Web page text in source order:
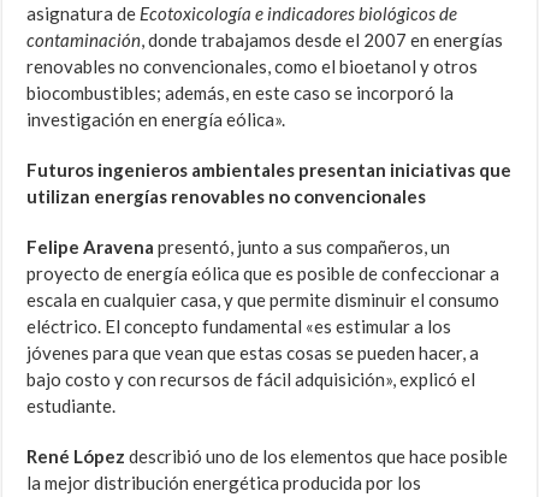
asignatura de Ecotoxicología e indicadores biológicos de
contaminación, donde trabajamos desde el 2007 en energías
renovables no convencionales, como el bioetanol y otros
biocombustibles; además, en este caso se incorporó la
investigación en energía eólica».
Futuros ingenieros ambientales presentan iniciativas que
utilizan energías renovables no convencionales
Felipe Aravenapresentó, junto a sus compañeros, un
proyecto de energía eólica que es posible de confeccionar a
escala en cualquier casa, y que permite disminuir el consumo
eléctrico. El concepto fundamental «es estimular a los
jóvenes para que vean que estas cosas se pueden hacer, a
bajo costo y con recursos de fácil adquisición», explicó el
estudiante.
René Lópezdescribió uno de los elementos que hace posible
la mejor distribución energética producida por los